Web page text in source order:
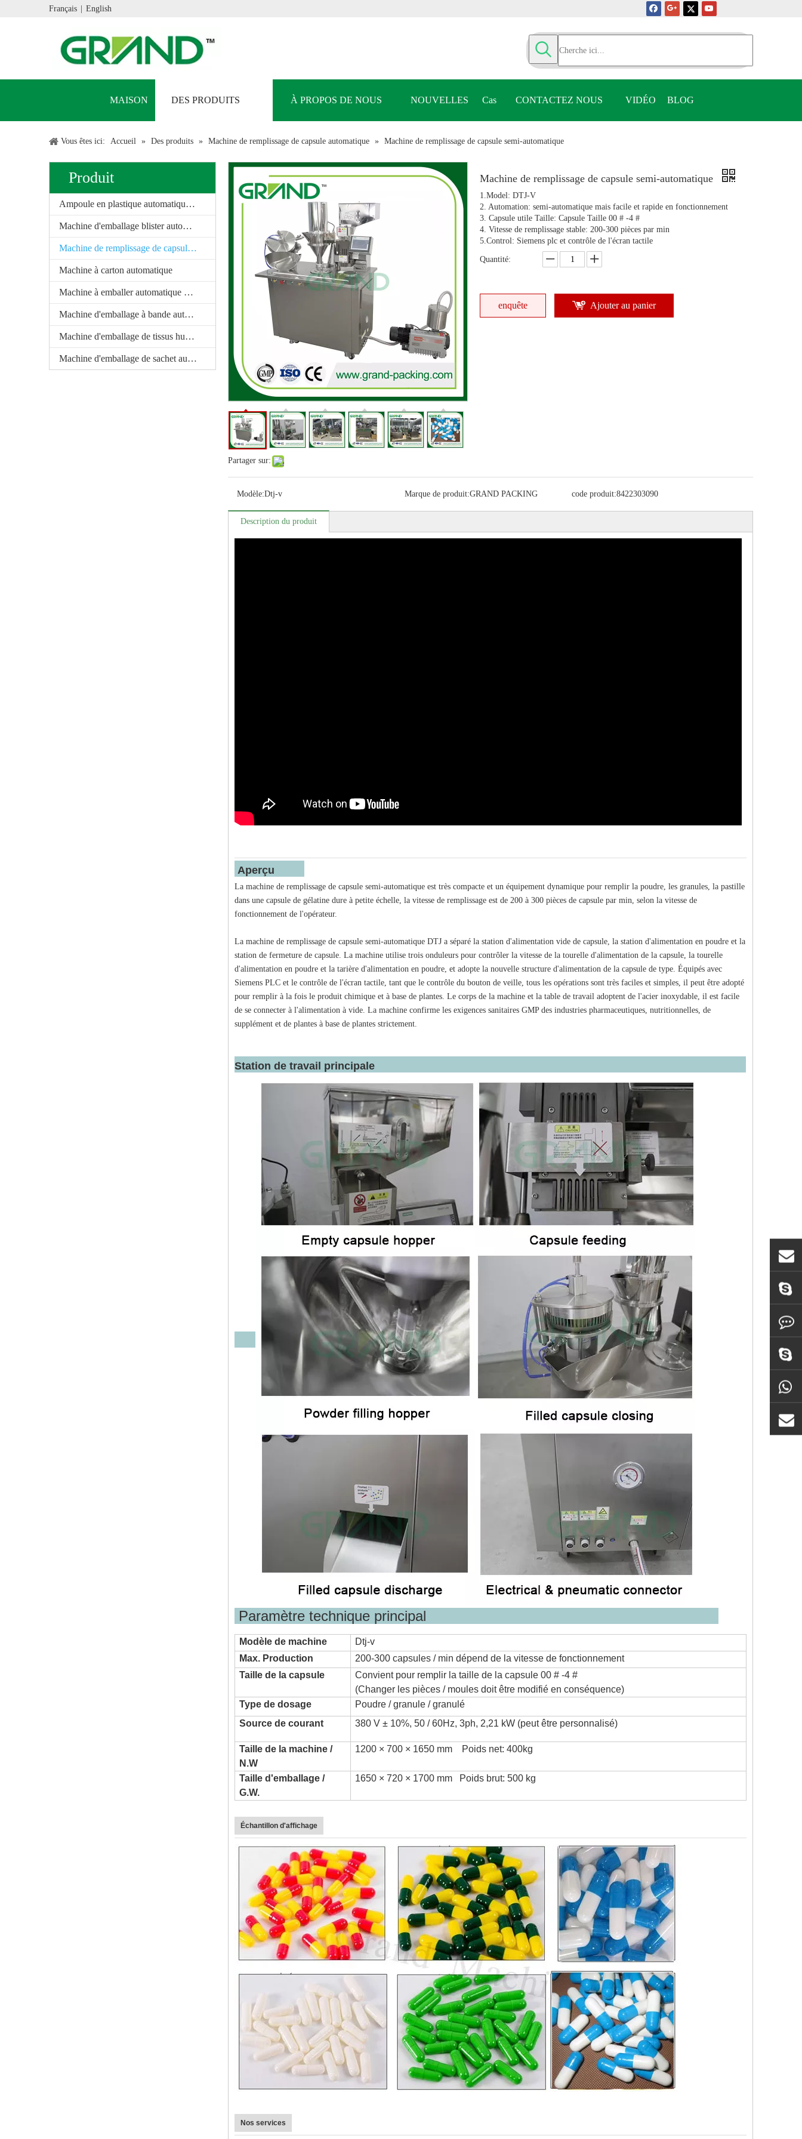
Français English
MAISON DES PRODUITS À PROPOS DE NOUS NOUVELLES Cas CONTACTEZ NOUS VIDÉO BLOG
Vous êtes ici: Accueil » Des produits » Machine de remplissage de capsule automatique » Machine de remplissage de capsule semi-automatique
Produit
Ampoule en plastique automatique Machine d'étanchéité
Machine d'emballage blister automatique
Machine de remplissage de capsule automatique
Machine à carton automatique
Machine à emballer automatique de carte de boursouflure
Machine d'emballage à bande automatique
Machine d'emballage de tissus humides automatiques
Machine d'emballage de sachet automatique
Partager sur:
Machine de remplissage de capsule semi-automatique
1.Model: DTJ-V
2. Automation: semi-automatique mais facile et rapide en fonctionnement
3. Capsule utile Taille: Capsule Taille 00 # -4 #
4. Vitesse de remplissage stable: 200-300 pièces par min
5.Control: Siemens plc et contrôle de l'écran tactile
Quantité:
enquête Ajouter au panier
Modèle:Dtj-v Marque de produit:GRAND PACKING code produit:8422303090
Description du produit
Aperçu
La machine de remplissage de capsule semi-automatique est très compacte et un équipement dynamique pour remplir la poudre, les granules, la pastille
dans une capsule de gélatine dure à petite échelle, la vitesse de remplissage est de 200 à 300 pièces de capsule par min, selon la vitesse de
fonctionnement de l'opérateur.
La machine de remplissage de capsule semi-automatique DTJ a séparé la station d'alimentation vide de capsule, la station d'alimentation en poudre et la
station de fermeture de capsule. La machine utilise trois onduleurs pour contrôler la vitesse de la tourelle d'alimentation de la capsule, la tourelle
d'alimentation en poudre et la tarière d'alimentation en poudre, et adopte la nouvelle structure d'alimentation de la capsule de type. Équipés avec
Siemens PLC et le contrôle de l'écran tactile, tant que le contrôle du bouton de veille, tous les opérations sont très faciles et simples, il peut être adopté
pour remplir à la fois le produit chimique et à base de plantes. Le corps de la machine et la table de travail adoptent de l'acier inoxydable, il est facile
de se connecter à l'alimentation à vide. La machine confirme les exigences sanitaires GMP des industries pharmaceutiques, nutritionnelles, de
supplément et de plantes à base de plantes strictement.
Station de travail principale
Paramètre technique principal
Modèle de machine
Dtj-v
Max. Production
200-300 capsules / min dépend de la vitesse de fonctionnement
Taille de la capsule
Convient pour remplir la taille de la capsule 00 # -4 #
(Changer les pièces / moules doit être modifié en conséquence)
Type de dosage
Poudre / granule / granulé
Source de courant
380 V ± 10%, 50 / 60Hz, 3ph, 2,21 kW (peut être personnalisé)
Taille de la machine /
N.W
1200 × 700 × 1650 mm Poids net: 400kg
Taille d'emballage /
G.W.
1650 × 720 × 1700 mm Poids brut: 500 kg
Échantillon d'affichage
Nos services